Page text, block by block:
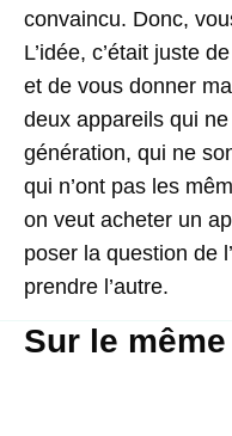
convaincu. Donc,
L’idée, c’était juste
et de vous donner
deux appareils qui
génération, qui ne
qui n’ont pas les
on veut acheter un
poser la question de
prendre l’autre.
Sur le